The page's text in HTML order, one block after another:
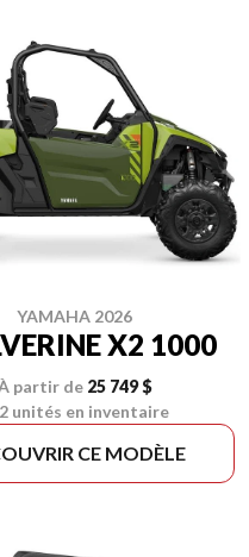
YAMAHA 2026
X2 1000
partir de 25 749 $
2 unités en inventaire
CE MODÈLE